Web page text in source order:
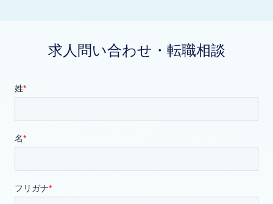
求人問い合わせ・転職相談